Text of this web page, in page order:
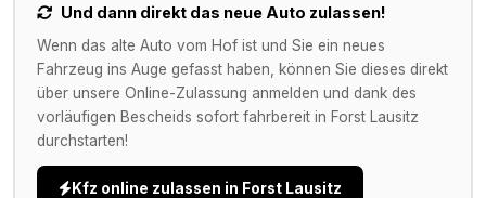
Und dann direkt das neue Auto zulassen!
Wenn das alte Auto vom Hof ist und Sie ein neues
Fahrzeug ins Auge gefasst haben, können Sie dieses direkt
über unsere Online-Zulassung anmelden und dank des
vorläufigen Bescheids sofort fahrbereit in Forst Lausitz
durchstarten!
Kfz online zulassen in Forst Lausitz